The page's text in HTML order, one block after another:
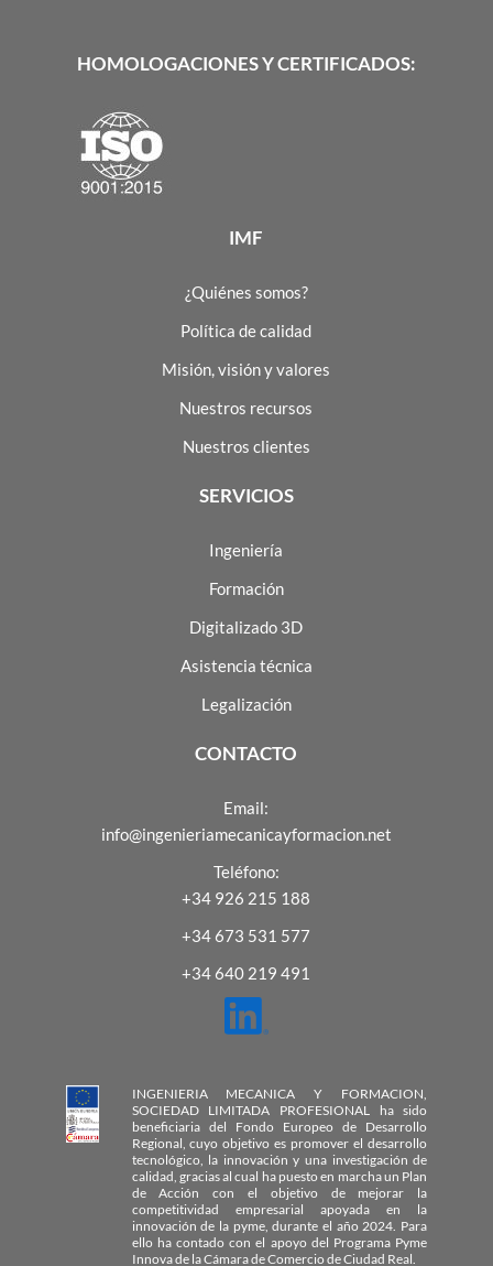
HOMOLOGACIONES Y CERTIFICADOS:
IMF
¿Quiénes somos?
Política de calidad
Misión, visión y valores
Nuestros recursos
Nuestros clientes
SERVICIOS
Ingeniería
Formación
Digitalizado 3D
Asistencia técnica
Legalización
CONTACTO
Email:
info@ingenieriamecanicayformacion.net
Teléfono:
+34 926 215 188
+34 673 531 577
+34 640 219 491
INGENIERIA MECANICA Y FORMACION,
SOCIEDAD LIMITADA PROFESIONAL ha sido
beneficiaria del Fondo Europeo de Desarrollo
Regional, cuyo objetivo es promover el desarrollo
tecnológico, la innovación y una investigación de
calidad, gracias al cual ha puesto en marcha un Plan
de Acción con el objetivo de mejorar la
competitividad empresarial apoyada en la
innovación de la pyme, durante el año 2024. Para
ello ha contado con el apoyo del Programa Pyme
Innova de la Cámara de Comercio de Ciudad Real.